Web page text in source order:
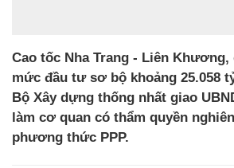
Cao tốc Nha Trang - Liên
mức đầu tư sơ bộ khoảng 25.058
Bộ Xây dựng thống nhất giao
làm cơ quan có thẩm quyền
phương thức PPP.